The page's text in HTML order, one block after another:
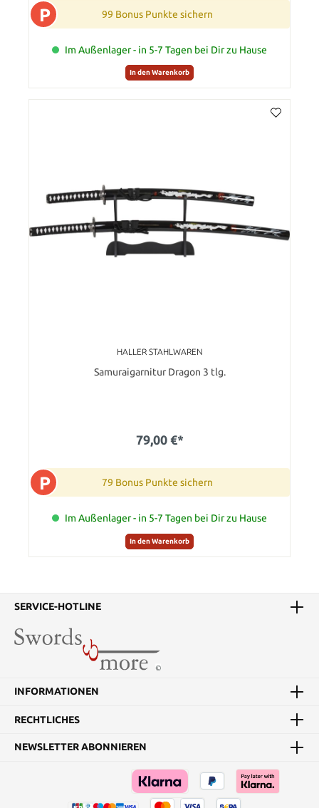
P 99 Bonus Punkte sichern
Im Außenlager - in 5-7 Tagen bei Dir zu Hause
In den Warenkorb
HALLER STAHLWAREN
Samuraigarnitur Dragon 3 tlg.
79,00 €*
P 79 Bonus Punkte sichern
Im Außenlager - in 5-7 Tagen bei Dir zu Hause
In den Warenkorb
SERVICE-HOTLINE
INFORMATIONEN
RECHTLICHES
NEWSLETTER ABONNIEREN